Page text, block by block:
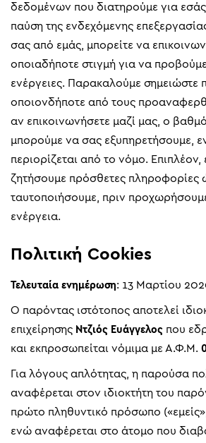
δεδομένων που διατηρούμε για εσάς
παύση της ενδεχόμενης
σας από εμάς, μπορείτε να
οποιαδήποτε στιγμή για να
ενέργειες. Παρακαλούμε σημειώστε
οποιονδήποτε από τους
αν επικοινωνήσετε μαζί μας, ο
μπορούμε να σας εξυπηρετήσουμε,
περιορίζεται από το νόμο. Επιπλέον,
ζητήσουμε πρόσθετες πληροφορίες
ταυτοποιήσουμε, πριν
ενέργεια.
Πολιτική Cookies
Τελευταία ενημέρωση: 13 Μαρτίου
Ο παρόντας ιστότοπος αποτελεί
επιχείρησης Ντζιός Ευάγγελος που
και εκπροσωπείται νόμιμα με Α.Φ.Μ.
Για λόγους απλότητας, η παρούσα
αναφέρεται στον ιδιοκτήτη του
πρώτο πληθυντικό πρόσωπο
ενώ αναφέρεται στο άτομο που